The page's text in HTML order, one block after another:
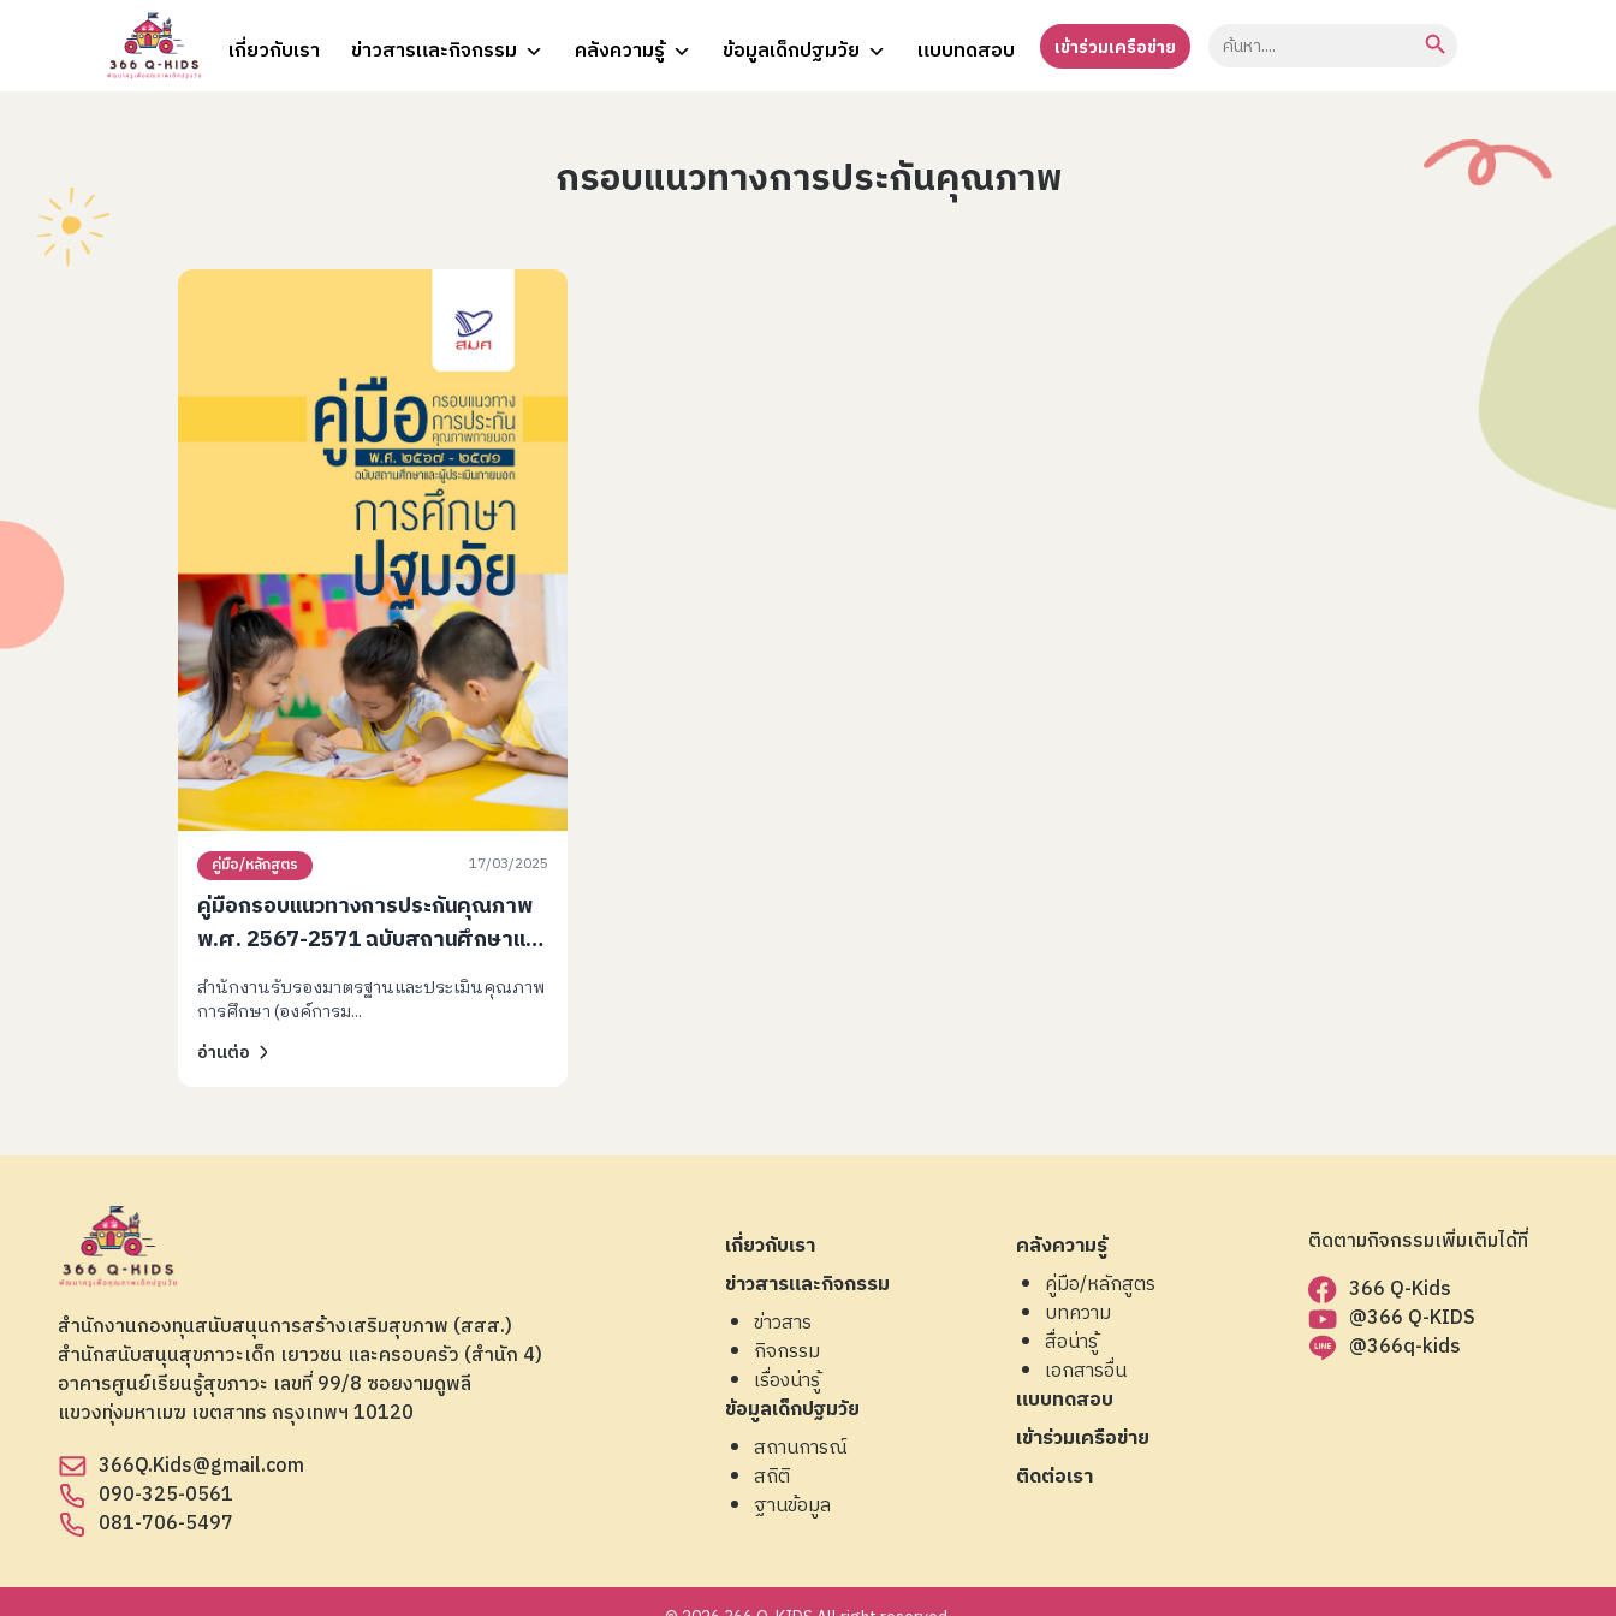
เกี่ยวกับเรา
ข่าวสารและกิจกรรม คลังความรู้ ข้อมูลเด็กปฐมวัย แบบทดสอบ เข้าร่วมเครือข่าย
Search
for:
กรอบแนวทางการประกันคุณภาพ
คู่มือ/หลักสูตร 17/03/2025
คู่มือกรอบแนวทางการประกันคุณภาพ
พ.ศ. 2567-2571 ฉบับสถานศึกษาและ
ผู้ประเมินภายนอก การศึกษาปฐมวัย
สำนักงานรับรองมาตรฐานและประเมินคุณภาพ
การศึกษา (องค์การม...
อ่านต่อ
สำนักงานกองทุนสนับสนุนการสร้างเสริมสุขภาพ (สสส.)
สำนักสนับสนุนสุขภาวะเด็ก เยาวชน และครอบครัว (สำนัก 4)
อาคารศูนย์เรียนรู้สุขภาวะ เลขที่ 99/8 ซอยงามดูพลี
แขวงทุ่งมหาเมฆ เขตสาทร กรุงเทพฯ 10120
366Q.Kids@gmail.com
090-325-0561
081-706-5497
เกี่ยวกับเรา
ข่าวสารและกิจกรรม
ข่าวสาร
กิจกรรม
เรื่องน่ารู้
ข้อมูลเด็กปฐมวัย
สถานการณ์
สถิติ
ฐานข้อมูล
คลังความรู้
คู่มือ/หลักสูตร
บทความ
สื่อน่ารู้
เอกสารอื่น
แบบทดสอบ
เข้าร่วมเครือข่าย
ติดต่อเรา
ติดตามกิจกรรมเพิ่มเติมได้ที่
366 Q-Kids
@366 Q-KIDS
@366q-kids